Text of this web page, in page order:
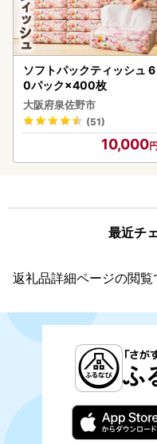
ソフトパックティッシュ 6
0パック×400枚
大阪府泉佐野市
(51)
10,000
最近チ
返礼品詳細ページの閲覧